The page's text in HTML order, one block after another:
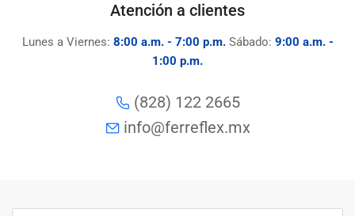
Atención a clientes
Lunes a Viernes: 8:00 a.m. - 7:00 p.m. Sábado: 9:00 a.m. -
1:00 p.m.
(828) 122 2665
info@ferreflex.mx